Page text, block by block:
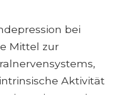
bei
Mittel zur
Aktivität